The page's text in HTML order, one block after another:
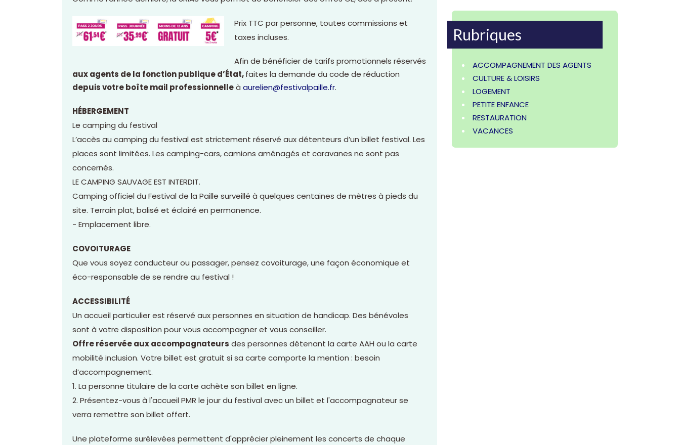
Prix TTC par personne, toutes commissions et
taxes incluses.
Afin de bénéficier de tarifs promotionnels réservés
aux agents de la fonction publique d’État,faites la demande du code de réduction
depuis votre boîte mail professionnelleà aurelien@festivalpaille.fr.
HÉBERGEMENT
Le camping du festival
L’accès au camping du festival est strictement réservé aux détenteurs d’un billet festival. Les
places sont limitées. Les camping-cars, camions aménagés et caravanes ne sont pas
concernés.
LE CAMPING SAUVAGE EST INTERDIT.
Camping officiel du Festival de la Paille surveillé à quelques centaines de mètres à pieds du
site. Terrain plat, balisé et éclairé en permanence.
- Emplacement libre.
COVOITURAGE
Que vous soyez conducteur ou passager, pensez covoiturage, une façon économique et
éco-responsable de se rendre au festival !
ACCESSIBILITÉ
Un accueil particulier est réservé aux personnes en situation de handicap. Des bénévoles
sont à votre disposition pour vous accompagner et vous conseiller.
Offre réservée aux accompagnateurs des personnes détenant la carte AAH ou la carte
mobilité inclusion. Votre billet est gratuit si sa carte comporte la mention : besoin
d’accompagnement.
1. La personne titulaire de la carte achète son billet en ligne.
2. Présentez-vous à l'accueil PMR le jour du festival avec un billet et l'accompagnateur se
verra remettre son billet offert.
Une plateforme surélevées permettent d'apprécier pleinement les concerts de chaque
Rubriques
ACCOMPAGNEMENT DES AGENTS
CULTURE & LOISIRS
LOGEMENT
PETITE ENFANCE
RESTAURATION
VACANCES